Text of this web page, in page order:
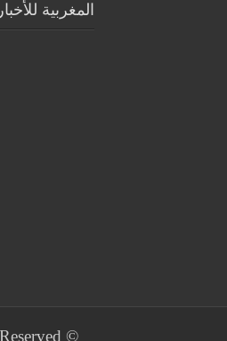
المغربية للأخبار
© Copyright 2026, All Rights Reserved